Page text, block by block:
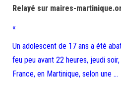
Relayé sur maires-
«
Un adolescent de 17 ans a été
feu peu avant 22 heures, jeudi
France, en Martinique, selon une …